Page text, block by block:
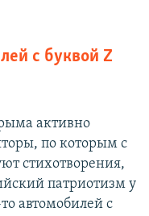
с буквой Z
активно
по которым с
стихотворения,
патриотизм у
автомобилей с